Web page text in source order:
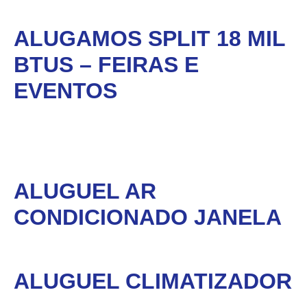
ALUGAMOS SPLIT 18 MIL
BTUS – FEIRAS E
EVENTOS
ALUGUEL AR
CONDICIONADO JANELA
ALUGUEL CLIMATIZADOR